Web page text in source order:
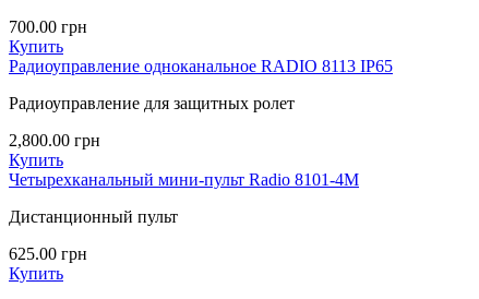
700.00 грн
Купить
Радиоуправление одноканальное RADIO 8113 IP65
Радиоуправление для защитных ролет
2,800.00 грн
Купить
Четырехканальный мини-пульт Radio 8101-4M
Дистанционный пульт
625.00 грн
Купить